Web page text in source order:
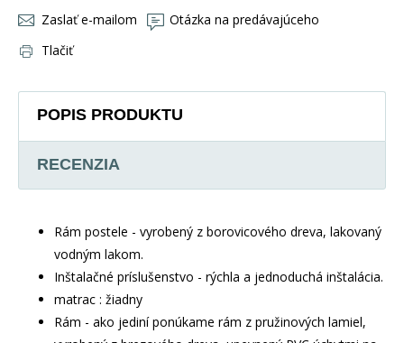
Zaslať e-mailom
Otázka na predávajúceho
Tlačiť
POPIS PRODUKTU
RECENZIA
Rám postele - vyrobený z borovicového dreva, lakovaný
vodným lakom.
Inštalačné príslušenstvo - rýchla a jednoduchá inštalácia.
matrac : žiadny
Rám - ako jediní ponúkame rám z pružinových lamiel,